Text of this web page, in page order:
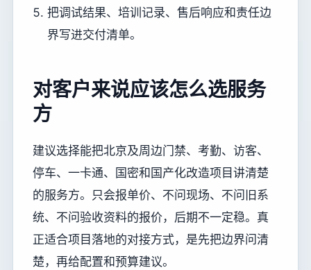
把调试结果、培训记录、售后响应和责任边
界写进交付清单。
对客户来说应该怎么选服务
方
建议选择能把北京及周边门禁、考勤、访客、
停车、一卡通、国密和国产化改造项目讲清楚
的服务方。只会报单价、不问现场、不问旧系
统、不问验收资料的报价，后期不一定稳。真
正适合项目落地的对接方式，是先把边界问清
楚，再给配置和预算建议。